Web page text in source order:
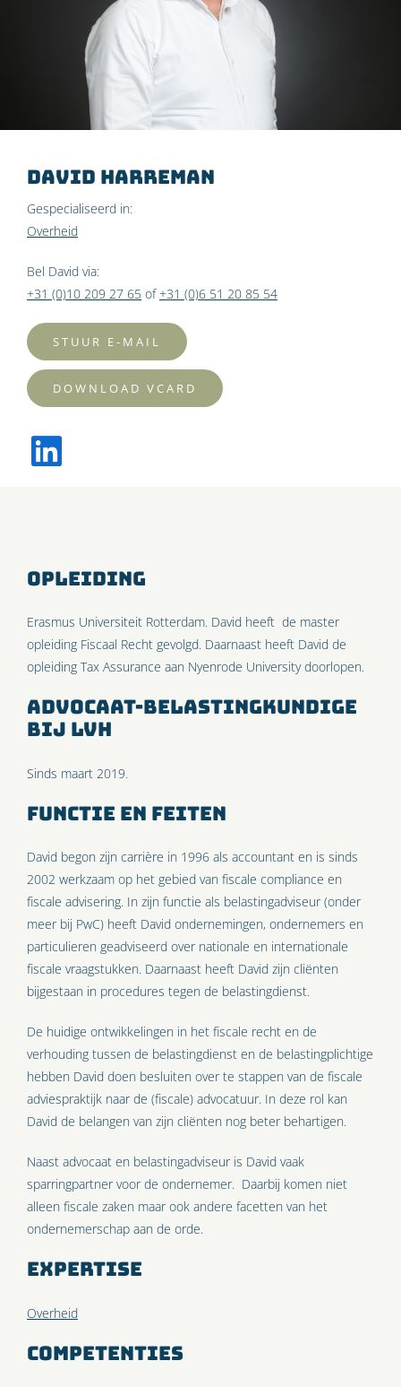
David Harreman
Gespecialiseerd in:
Overheid
Bel David via:
+31 (0)10 209 27 65 of+31 (0)6 51 20 85 54
STUUR E-MAIL
DOWNLOAD VCARD
Opleiding
Erasmus Universiteit Rotterdam. David heeft de master
opleiding Fiscaal Recht gevolgd. Daarnaast heeft David de
opleiding Tax Assurance aan Nyenrode University doorlopen.
Advocaat-belastingkundige
bij LVH
Sinds maart 2019.
Functie en feiten
David begon zijn carrière in 1996 als accountant en is sinds
2002 werkzaam op het gebied van fiscale compliance en
fiscale advisering. In zijn functie als belastingadviseur (onder
meer bij PwC) heeft David ondernemingen, ondernemers en
particulieren geadviseerd over nationale en internationale
fiscale vraagstukken. Daarnaast heeft David zijn cliënten
bijgestaan in procedures tegen de belastingdienst.
De huidige ontwikkelingen in het fiscale recht en de
verhouding tussen de belastingdienst en de belastingplichtige
hebben David doen besluiten over te stappen van de fiscale
adviespraktijk naar de (fiscale) advocatuur. In deze rol kan
David de belangen van zijn cliënten nog beter behartigen.
Naast advocaat en belastingadviseur is David vaak
sparringpartner voor de ondernemer. Daarbij komen niet
alleen fiscale zaken maar ook andere facetten van het
ondernemerschap aan de orde.
Expertise
Overheid
Competenties